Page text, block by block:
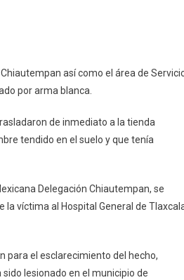
así como el área de
por arma blanca.
de inmediato a la tienda
tendido en el suelo y que tenía
Delegación Chiautempan, se
víctima al Hospital General de
para el esclarecimiento del hecho,
lesionado en el municipio de